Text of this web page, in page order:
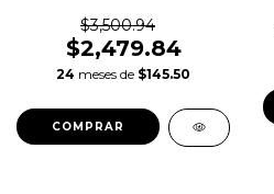
$3,500.94
$2,479.84
24 meses de $145.50